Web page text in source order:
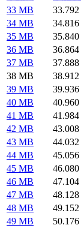
33 MB
34 MB
35 MB
36 MB
37 MB
38 MB
39 MB
40 MB
41 MB
42 MB
43 MB
44 MB
45 MB
46 MB
47 MB
48 MB
49 MB